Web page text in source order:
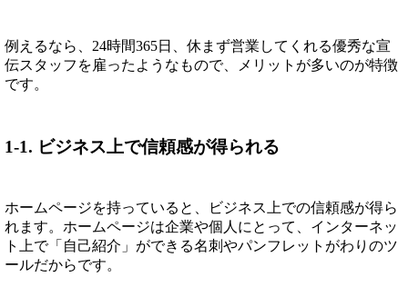
例えるなら、24時間365日、休まず営業してくれる優秀な宣
伝スタッフを雇ったようなもので、メリットが多いのが特徴
です。
1-1. ビジネス上で信頼感が得られる
ホームページを持っていると、ビジネス上での信頼感が得ら
れます。ホームページは企業や個人にとって、インターネッ
ト上で「自己紹介」ができる名刺やパンフレットがわりのツ
ールだからです。